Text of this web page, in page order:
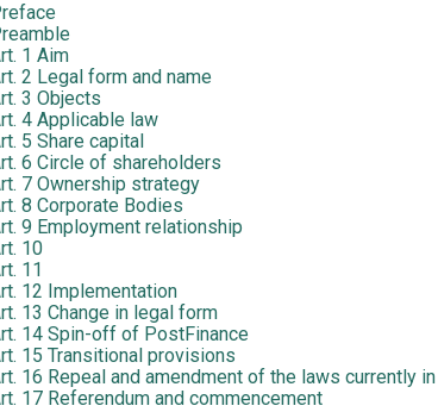
1 Aim
2 Legal form and name
3 Objects
4 Applicable law
5 Share capital
6 Circle of shareholders
7 Ownership strategy
8 Corporate Bodies
9 Employment relationship
10
11
12 Implementation
13 Change in legal form
14 Spin-off of PostFinance
15 Transitional provisions
16 Repeal and amendment of the laws currently
17 Referendum and commencement